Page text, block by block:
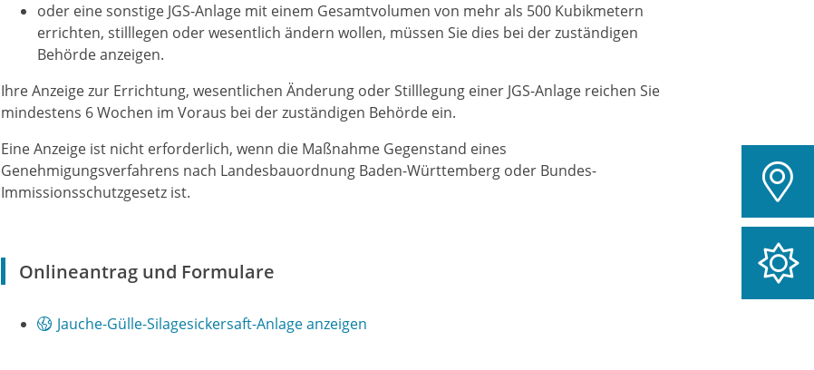
oder eine sonstige JGS-Anlage mit einem Gesamtvolumen von mehr als 500 Kubikmetern
errichten, stilllegen oder wesentlich ändern wollen, müssen Sie dies bei der zuständigen
Behörde anzeigen.
Ihre Anzeige zur Errichtung, wesentlichen Änderung oder Stilllegung einer JGS-Anlage reichen Sie
mindestens 6 Wochen im Voraus bei der zuständigen Behörde ein.
Eine Anzeige ist nicht erforderlich, wenn die Maßnahme Gegenstand eines
Genehmigungsverfahrens nach Landesbauordnung Baden-Württemberg oder Bundes-
Immissionsschutzgesetz ist.
Onlineantrag und Formulare
Jauche-Gülle-Silagesickersaft-Anlage anzeigen